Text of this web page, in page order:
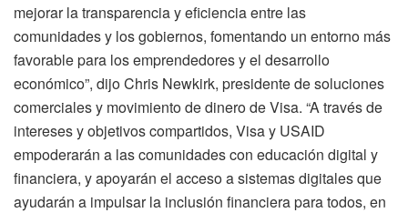
mejorar la transparencia y eficiencia entre las
comunidades y los gobiernos, fomentando un entorno más
favorable para los emprendedores y el desarrollo
económico”, dijo Chris Newkirk, presidente de soluciones
comerciales y movimiento de dinero de Visa. “A través de
intereses y objetivos compartidos, Visa y USAID
empoderarán a las comunidades con educación digital y
financiera, y apoyarán el acceso a sistemas digitales que
ayudarán a impulsar la inclusión financiera para todos, en